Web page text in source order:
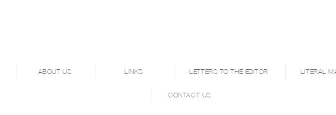
ABOUT US LINKS LETTERS TO THE EDITOR LITERAL
CONTACT US